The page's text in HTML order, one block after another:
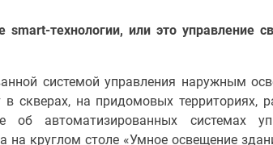
smart-технологии, или это управление
системой управления наружным
скверах, на придомовых территориях,
об автоматизированных системах
на круглом столе «Умное освещение